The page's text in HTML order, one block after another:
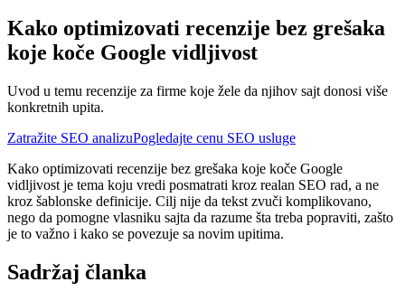
Kako optimizovati recenzije bez grešaka
koje koče Google vidljivost
Uvod u temu recenzije za firme koje žele da njihov sajt donosi više
konkretnih upita.
Zatražite SEO analizuPogledajte cenu SEO usluge
Kako optimizovati recenzije bez grešaka koje koče Google
vidljivost je tema koju vredi posmatrati kroz realan SEO rad, a ne
kroz šablonske definicije. Cilj nije da tekst zvuči komplikovano,
nego da pomogne vlasniku sajta da razume šta treba popraviti, zašto
je to važno i kako se povezuje sa novim upitima.
Sadržaj članka